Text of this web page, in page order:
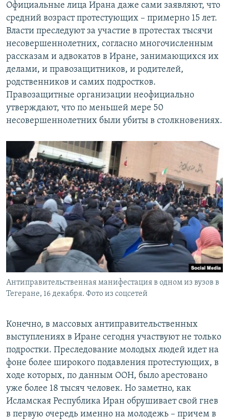
Официальные лица Ирана даже сами заявляют, что
средний возраст протестующих – примерно 15 лет.
Власти преследуют за участие в протестах тысячи
несовершеннолетних, согласно многочисленным
рассказам и адвокатов в Иране, занимающихся их
делами, и правозащитников, и родителей,
родственников и самих подростков.
Правозащитные организации неофициально
утверждают, что по меньшей мере 50
несовершеннолетних были убиты в столкновениях.
Антиправительственная манифестация в одном из вузов в
Тегеране, 16 декабря. Фото из соцсетей
Конечно, в массовых антиправительственных
выступлениях в Иране сегодня участвуют не только
подростки. Преследование молодых людей идет на
фоне более широкого подавления протестующих, в
ходе которых, по данным ООН, было арестовано
уже более 18 тысяч человек. Но заметно, как
Исламская Республика Иран обрушивает свой гнев
в первую очередь именно на молодежь – причем в